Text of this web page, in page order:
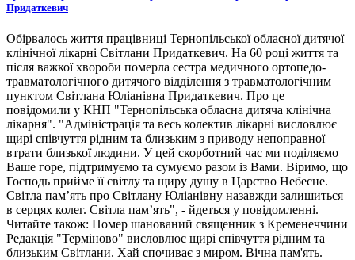
Придаткевич
Обірвалось життя працівниці Тернопільської обласної дитячої
клінічної лікарні Світлани Придаткевич. На 60 році життя та
після важкої хвороби померла сестра медичного ортопедо-
травматологічного дитячого відділення з травматологічним
пунктом Світлана Юліанівна Придаткевич. Про це
повідомили у КНП "Тернопільська обласна дитяча клінічна
лікарня". "Адміністрація та весь колектив лікарні висловлює
щирі співчуття рідним та близьким з приводу непоправної
втрати близької людини. У цей скорботний час ми поділяємо
Ваше горе, підтримуємо та сумуємо разом із Вами. Віримо, що
Господь прийме її світлу та щиру душу в Царство Небесне.
Світла пам’ять про Світлану Юліанівну назавжди залишиться
в серцях колег. Світла пам’ять", - йдеться у повідомленні.
Читайте також: Помер шанований священник з Кременеччини
Редакція "Терміново" висловлює щирі співчуття рідним та
близьким Світлани. Хай спочиває з миром. Вічна пам'ять.